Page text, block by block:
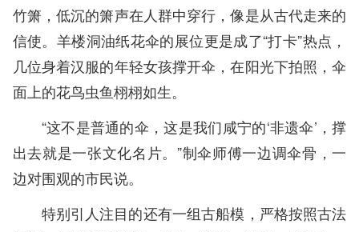
竹箫，低沉的箫声在人群中穿行，像是从古代走来的
信使。羊楼洞油纸花伞的展位更是成了“打卡”热点，
几位身着汉服的年轻女孩撑开伞，在阳光下拍照，伞
面上的花鸟虫鱼栩栩如生。
“这不是普通的伞，这是我们咸宁的‘非遗伞’，撑
出去就是一张文化名片。”制伞师傅一边调伞骨，一
边对围观的市民说。
特别引人注目的还有一组古船模，严格按照古法